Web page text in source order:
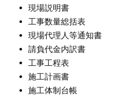
現場説明書
工事数量総括表
現場代理人等通知書
請負代金内訳書
工事工程表
施工計画書
施工体制台帳